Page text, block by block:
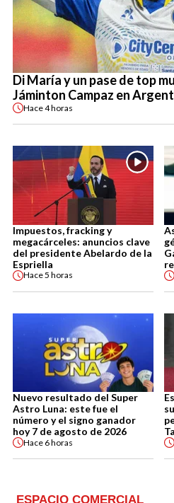
Di María y un pase de top
Jáminton Campaz en
Hace4 horas
Impuestos, fracking y
megacárceles: anuncios clave
del presidente Abelardo de la
Espriella
Hace5 horas
Nuevo resultado del Super
Astro Luna: este fue el
número y el signo ganador
hoy 7 de agosto de 2026
Hace 6 horas